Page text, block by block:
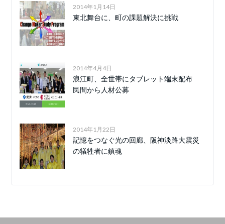
2014年1月14日
東北舞台に、町の課題解決に挑戦
2014年4月4日
浪江町、全世帯にタブレット端末配布
民間から人材公募
2014年1月22日
記憶をつなぐ光の回廊、阪神淡路大震災
の犠牲者に鎮魂